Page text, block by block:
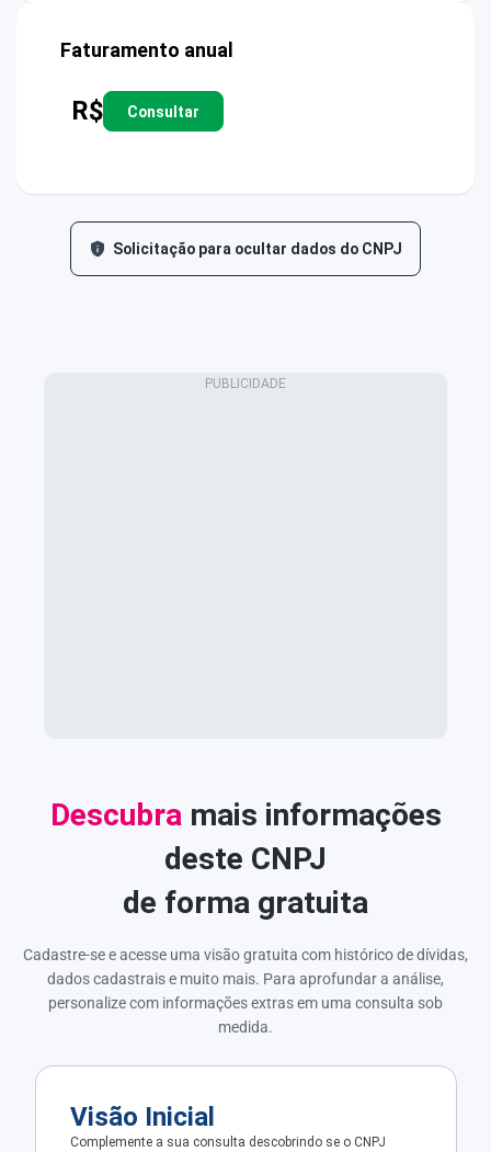
Faturamento anual
R$ Consultar
Solicitação para ocultar dados do CNPJ
Descubramais informações
deste CNPJ
de forma gratuita
Cadastre-se e acesse uma visão gratuita com histórico de dívidas,
dados cadastrais e muito mais. Para aprofundar a análise,
personalize com informações extras em uma consulta sob
medida.
Visão Inicial
Complemente a sua consulta descobrindo se o CNPJ